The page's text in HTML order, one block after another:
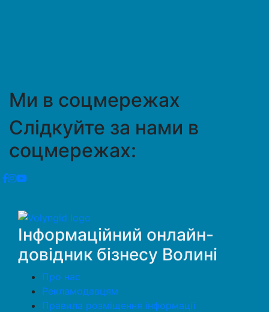
Ми в соцмережах
Слідкуйте за нами в
соцмережах:
Інформаційний онлайн-
довідник бізнесу Волині
Про нас
Рекламодавцям
Правила розміщення інформації